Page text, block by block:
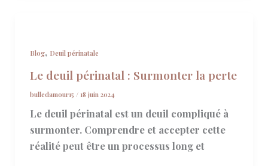
Blog, Deuil périnatale
Le deuil périnatal : Surmonter la perte
bulledamour15 / 18 juin 2024
Le deuil périnatal est un deuil compliqué à
surmonter. Comprendre et accepter cette
réalité peut être un processus long et